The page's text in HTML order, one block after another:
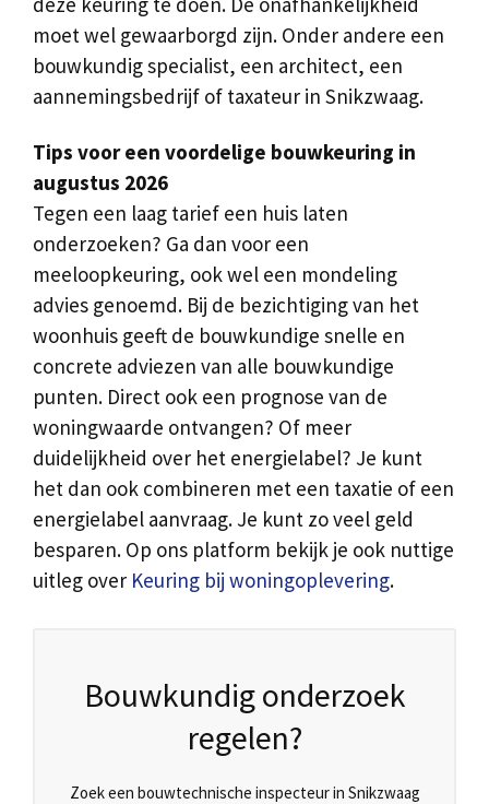
moet wel gewaarborgd zijn. Onder andere een
bouwkundig specialist, een architect, een
aannemingsbedrijf of taxateur in Snikzwaag.
Tips voor een voordelige bouwkeuring in
augustus 2026
Tegen een laag tarief een huis laten
onderzoeken? Ga dan voor een
meeloopkeuring, ook wel een mondeling
advies genoemd. Bij de bezichtiging van het
woonhuis geeft de bouwkundige snelle en
concrete adviezen van alle bouwkundige
punten. Direct ook een prognose van de
woningwaarde ontvangen? Of meer
duidelijkheid over het energielabel? Je kunt
het dan ook combineren met een taxatie of een
energielabel aanvraag. Je kunt zo veel geld
besparen. Op ons platform bekijk je ook nuttige
uitleg over Keuring bij woningoplevering.
Bouwkundig onderzoek
regelen?
Zoek een bouwtechnische inspecteur in Snikzwaag